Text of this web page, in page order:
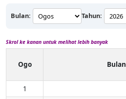
Bulan: Tahun:
Skrol ke kanan untuk melihat lebih banyak
Ogo Bulan
1